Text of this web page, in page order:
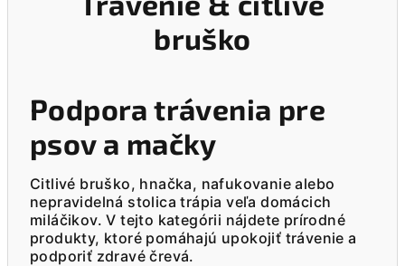
bruško
Podpora trávenia pre
psov a mačky
Citlivé bruško, hnačka, nafukovanie alebo
nepravidelná stolica trápia veľa domácich
miláčikov. V tejto kategórii nájdete prírodné
produkty, ktoré pomáhajú upokojiť trávenie a
podporiť zdravé črevá.